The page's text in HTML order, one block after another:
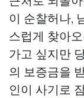
이 순찰허나,
스럽게 찾아
가고 싶지만
의 보증금을
인이 사기로